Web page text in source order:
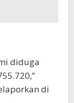
diduga
di